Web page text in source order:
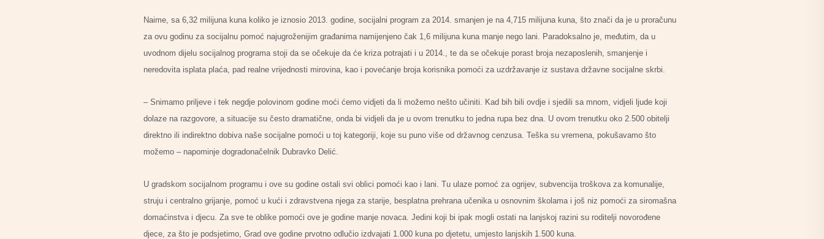
Naime, sa 6,32 milijuna kuna koliko je iznosio 2013. godine, socijalni program za 2014. smanjen je na 4,715 milijuna kuna, što znači da je u proračunu
za ovu godinu za socijalnu pomoć najugroženijim građanima namijenjeno čak 1,6 milijuna kuna manje nego lani. Paradoksalno je, međutim, da u
uvodnom dijelu socijalnog programa stoji da se očekuje da će kriza potrajati i u 2014., te da se očekuje porast broja nezaposlenih, smanjenje i
neredovita isplata plaća, pad realne vrijednosti mirovina, kao i povećanje broja korisnika pomoći za uzdržavanje iz sustava državne socijalne skrbi.
– Snimamo priljeve i tek negdje polovinom godine moći ćemo vidjeti da li možemo nešto učiniti. Kad bih bili ovdje i sjedili sa mnom, vidjeli ljude koji
dolaze na razgovore, a situacije su često dramatične, onda bi vidjeli da je u ovom trenutku to jedna rupa bez dna. U ovom trenutku oko 2.500 obitelji
direktno ili indirektno dobiva naše socijalne pomoći u toj kategoriji, koje su puno više od državnog cenzusa. Teška su vremena, pokušavamo što
možemo – napominje dogradonačelnik Dubravko Delić.
U gradskom socijalnom programu i ove su godine ostali svi oblici pomoći kao i lani. Tu ulaze pomoć za ogrijev, subvencija troškova za komunalije,
struju i centralno grijanje, pomoć u kući i zdravstvena njega za starije, besplatna prehrana učenika u osnovnim školama i još niz pomoći za siromašna
domaćinstva i djecu. Za sve te oblike pomoći ove je godine manje novaca. Jedini koji bi ipak mogli ostati na lanjskoj razini su roditelji novorođene
djece, za što je podsjetimo, Grad ove godine prvotno odlučio izdvajati 1.000 kuna po djetetu, umjesto lanjskih 1.500 kuna.